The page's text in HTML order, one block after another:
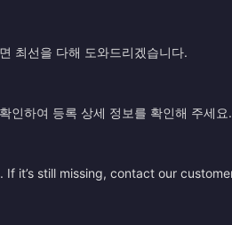
최선을 다해 도와드리겠습니다.
인하여 등록 상세 정보를 확인해 주세요.
it’s still missing, contact our